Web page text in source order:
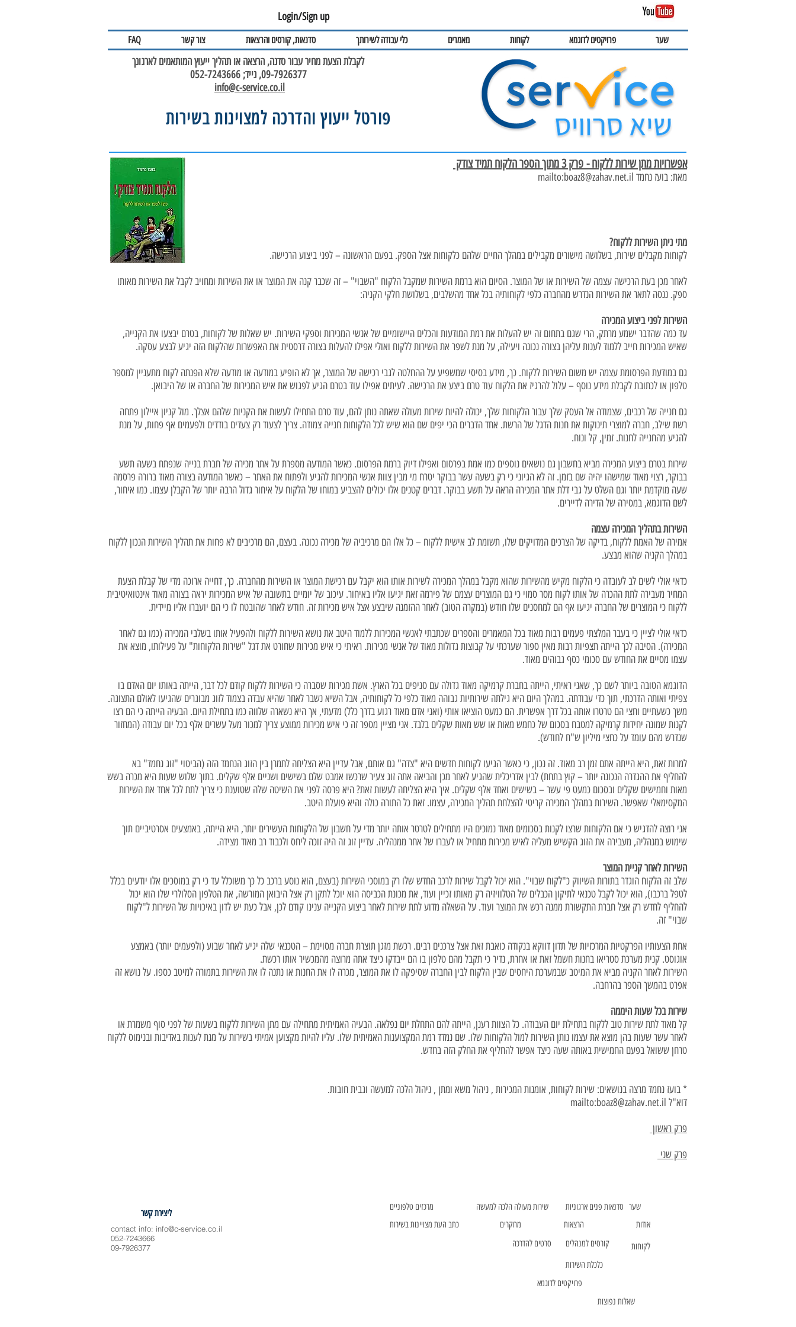
FAQ צור קשר סדנאות, קורסים והרצאות כלי עבודה לשירותך מאמרים לקוחות פרויקטים לדוגמא שער
Login/Sign up
לקבלת הצעת מחיר עבור סדנה, הרצאה או תהליך ייעוץ המותאמים לארגונך
09-7926377, נייד; 052-7243666
info@c-service.co.il
פורטל ייעוץ והדרכה למצוינות בשירות
אפשרויות מתן שירות ללקוח - פרק 3 מתוך הספר הלקוח תמיד צודק
מאת: בועז נחמד mailto:boaz8@zahav.net.il
מתי ניתן השירות ללקוח?
לקוחות מקבלים שירות, בשלושה מישורים מקבילים במהלך החיים שלהם כלקוחות אצל הספק. בפעם הראשונה – לפני ביצוע הרכישה.
לאחר מכן בעת הרכישה עצמה של השירות או של המוצר. הסיום הוא ברמת השירות שמקבל הלקוח "השבוי" – זה שכבר קנה את המוצר או את השירות ומחויב לקבל את השירות מאותו
ספק. ננסה לתאר את השירות הנדרש מהחברה כלפי לקוחותיה בכל אחד מהשלבים, בשלושת חלקי הקניה:
השירות לפני ביצוע המכירה
עד כמה שהדבר ישמע מרתק, הרי שגם בתחום זה יש להעלות את רמת המודעות והכלים היישומיים של אנשי המכירות וספקי השירות. יש שאלות של לקוחות, בטרם יבצעו את הקנייה,
שאיש המכירות חייב ללמוד לענות עליהן בצורה נכונה ויעילה, על מנת לשפר את השירות ללקוח ואולי אפילו להעלות בצורה דרסטית את האפשרות שהלקוח הזה יגיע לבצע עסקה.
גם במודעת הפרסומת עצמה יש משום השירות ללקוח. כך, מידע בסיסי שמשפיע על ההחלטה לגבי רכישה של המוצר, אך לא הופיע במודעה או מודעה שלא הפנתה לקוח מתעניין למספר
טלפון או לכתובת לקבלת מידע נוסף – עלול להרגיז את הלקוח עוד טרם ביצע את הרכישה. לעיתים אפילו עוד בטרם הגיע לפגוש את איש המכירות של החברה או של היבואן.
גם חנייה של רכבים, שצמודה אל העסק שלך עבור הלקוחות שלך, יכולה להיות שירות מעולה שאתה נותן להם, עוד טרם התחילו לעשות את הקניות שלהם אצלך. מול קניון איילון פתחה
רשת שילב, חברה למוצרי תינוקות את חנות הדגל של הרשת. אחד הדברים הכי יפים שם הוא שיש לכל הלקוחות חנייה צמודה. צריך לצעוד רק צעדים בודדים ולפעמים אף פחות, על מנת
להגיע מהחנייה לחנות. זמין, קל ונוח.
שירות בטרם ביצוע המכירה מביא בחשבון גם נושאים נוספים כמו אמת בפרסום ואפילו דיוק ברמת הפרסום. כאשר המודעה מספרת על אתר מכירה של חברת בנייה שנפתח בשעה תשע
בבוקר, רצוי מאוד שמישהו יהיה שם בזמן. זה לא הגיוני כי רק בשעה עשר בבוקר יטרח מי מבין צוות אנשי המכירות להגיע ולפתוח את האתר – כאשר המודעה בצורה מאוד ברורה פרסמה
שעה מוקדמת יותר וגם השלט על גבי דלת אתר המכירה הראה על תשע בבוקר. דברים קטנים אלו יכולים להצביע במוחו של הלקוח על איחור גדול הרבה יותר של הקבלן עצמו. כמו איחור,
לשם הדוגמא, במסירה של הדירה לדיירים.
השירות בתהליך המכירה עצמה
אמירה של האמת ללקוח, בדיקה של הצרכים המדויקים שלו, תשומת לב אישית ללקוח – כל אלו הם מרכיביה של מכירה נכונה. בעצם, הם מרכיבים לא פחות את תהליך השירות הנכון ללקוח
במהלך הקניה שהוא מבצע.
כדאי אולי לשים לב לעובדה כי הלקוח מקיש מהשירות שהוא מקבל במהלך המכירה לשירות אותו הוא יקבל עם רכישת המוצר או השירות מהחברה. כך, דחייה ארוכה מדי של קבלת הצעת
המחיר מעבירה לתת ההכרה של אותו לקוח מסר סמוי כי גם המוצרים עצמם של פירמה זאת יגיעו אליו באיחור. עיכוב של יומיים בתשובה של איש המכירות יראה בצורה מאוד אינטואיטיבית
ללקוח כי המוצרים של החברה יגיעו אף הם למחסנים שלו חודש (במקרה הטוב) לאחר ההזמנה שיבצע אצל איש מכירות זה. חודש לאחר שהובטח לו כי הם יועברו אליו מיידית.
כדאי אולי לציין כי בעבר המלצתי פעמים רבות מאוד בכל המאמרים והספרים שכתבתי לאנשי המכירות ללמוד היטב את נושא השירות ללקוח ולהפעיל אותו בשלבי המכירה (כמו גם לאחר
המכירה). הסיבה לכך הייתה תצפיות רבות מאין ספור שערכתי על קבוצות גדולות מאוד של אנשי מכירות. ראיתי כי איש מכירות שחורט את דגל "שירות הלקוחות" על פעילותו, מוצא את
עצמו מסיים את החודש עם סכומי כסף גבוהים מאוד.
הדוגמא הטובה ביותר לשם כך, שאני ראיתי, הייתה בחברת קרמיקה מאוד גדולה עם סניפים בכל הארץ. אשת מכירות שסברה כי השירות ללקוח קודם לכל דבר, הייתה באותו יום האדם בו
צפיתי ואותה הדרכתי, תוך כדי עבודתה. במהלך היום היא גילתה שירותיות גבוהה מאוד כלפי כל לקוחותיה, אבל השיא נשבר לאחר שהיא עבדה בצמוד לזוג מבוגרים שהגיעו לאולם התצוגה.
משך כשעתיים וחצי הם טרטרו אותה בכל דרך אפשרית. הם כמעט הוציאו אותי (ואני אדם מאוד רגוע בדרך כלל) מדעתי, אך היא נשארה שלווה כמו בתחילת היום. הבעיה הייתה כי הם רצו
לקנות שמונה יחידות קרמיקה למטבח בסכום של כחמש מאות או שש מאות שקלים בלבד. אני מציין מספר זה כי איש מכירות ממוצע צריך למכור מעל עשרים אלף בכל יום עבודה (המחזור
שנדרש מהם עומד על כחצי מיליון ש"ח לחודש).
למרות זאת, היא הייתה אתם זמן רב מאוד. זה נכון, כי כאשר הגיעו לקוחות חדשים היא "צדה" גם אותם, אבל עדיין היא הצליחה לתמרן בין הזוג הנחמד הזה (הביטוי "זוג נחמד" בא
להחליף את ההגדרה הנכונה יותר – קוץ בתחת) לבין אדריכלית שהגיע לאחר מכן והביאה אתה זוג צעיר שרכשו אמבט שלם בשישים ושניים אלף שקלים. בתוך שלוש שעות היא מכרה בשש
מאות וחמישים שקלים ובסכום כמעט פי עשר – בשישים ואחד אלף שקלים. איך היא הצליחה לעשות זאת? היא פרסה לפני את השיטה שלה שטוענת כי צריך לתת לכל אחד את השירות
המקסימאלי שאפשר. השירות במהלך המכירה קריטי להצלחת תהליך המכירה, עצמו. זאת כל התורה כולה והיא פועלת היטב.
אני רוצה להדגיש כי אם הלקוחות שרצו לקנות בסכומים מאוד נמוכים היו מתחילים לטרטר אותה יותר מדי על חשבון של הלקוחות העשירים יותר, היא הייתה, באמצעים אסרטיביים תוך
שימוש במנהליה, מעבירה את הזוג הקשיש מעליה לאיש מכירות מתחיל או לעברו של אחר ממנהליה. עדיין זוג זה היה זוכה ליחס ולכבוד רב מאוד מצידה.
השירות לאחר קניית המוצר
שלב זה הלקוח הוגדר בתורות השיווק כ"לקוח שבוי". הוא יכול לקבל שירות לרכב החדש שלו רק במוסכי השירות (בעצם, הוא נוסע ברכב כל כך משוכלל עד כי רק במוסכים אלו יודעים בכלל
לטפל ברכבו), הוא יכול לקבל טכנאי לתיקון הכבלים של הטלוויזיה רק מאותו זכיין ועוד, את מכונת הכביסה הוא יוכל לתקן רק אצל היבואן המורשה, את הטלפון הסלולרי שלו הוא יכול
להחליף לחדש רק אצל חברת התקשורת ממנה רכש את המוצר ועוד. על השאלה מדוע לתת שירות לאחר ביצוע הקנייה ענינו קודם לכן, אבל כעת יש לדון באיכויות של השירות ל"לקוח
שבוי" זה.
אחת הצעותיו הפרקטיות המרכזיות של תדון דווקא בנקודה כואבת זאת אצל צרכנים רבים. רכשת מזגן תוצרת חברה מסוימת – הטכנאי שלה יגיע לאחר שבוע (ולפעמים יותר) באמצע
אוגוסט. קנית מערכת סטריאו בחנות חשמל זאת או אחרת, נדיר כי תקבל מהם טלפון בו הם ייבדקו כיצד אתה מרוצה מהמכשיר אותו רכשת.
השירות לאחר הקניה מביא את המיטב שבמערכת היחסים שבין הלקוח לבין החברה שסיפקה לו את המוצר, מכרה לו את החנות או נתנה לו את השירות בתמורה למיטב כספו. על נושא זה
אפרט בהמשך הספר בהרחבה.
שירות בכל שעות היממה
קל מאוד לתת שירות טוב ללקוח בתחילת יום העבודה. כל הצוות רענן, הייתה להם התחלת יום נפלאה. הבעיה האמיתית מתחילה עם מתן השירות ללקוח בשעות של לפני סוף משמרת או
לאחר עשר שעות בהן מוצא את עצמו נותן השירות למול הלקוחות שלו. שם נמדד רמת המקצוענות האמיתית שלו. עליו להיות מקצוען אמיתי בשירות על מנת לענות באדיבות ובנימוס ללקוח
טרחן ששואל בפעם החמישית באותה שעה כיצד אפשר להחליף את החלק הזה בחדש.
* בועז נחמד מרצה בנושאים: שירות לקוחות, אומנות המכירות , ניהול משא ומתן , ניהול הלכה למעשה וגבית חובות.
דוא"ל mailto:boaz8@zahav.net.il
פרק ראשון
פרק שני
שער
אודות
פרויקטים לדוגמא
סדנאות פנים ארגוניות
מרכזים טלפוניים
מחקרים
שירות מעולה הלכה למעשה
כתב העת מצויינות בשירות
לקוחות
הרצאות
קורסים למנהלים
כלכלת השירות
סרטים להדרכה
שאלות נפוצות
ליצירת קשר
contact info: info@c-service.co.il
052-7243666
09-7926377